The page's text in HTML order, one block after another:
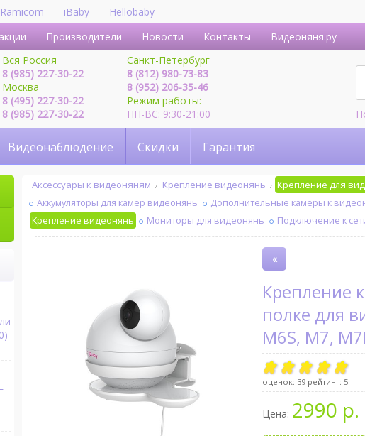
Ramicom iBaby
Hellobaby
Производители Новости Контакты
Видеоняня.ру
Вся Россия
8 (985) 227-30-22
Москва
8 (495) 227-30-22
8 (985) 227-30-22
Санкт-Петербург
8 (812) 980-73-83
8 (952) 206-35-46
Режим работы:
ПН-ВС: 9:30-21:00
Видеонаблюдение Скидки Гарантия
Аксессуары к видеоняням Крепление видеонянь Крепление для
Аккумуляторы для камер видеонянь Дополнительные камеры к
Крепление видеонянь
Мониторы для видеонянь Подключение к
«
Крепление к кроватке, стене или
полке для
M6S, M7,
оценок: 39 рейтинг: 5
Цена: 2990 р.